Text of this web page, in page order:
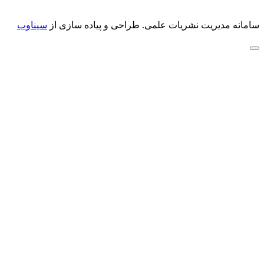
سامانه مدیریت نشریات علمی. طراحی و پیاده سازی از سیناوب